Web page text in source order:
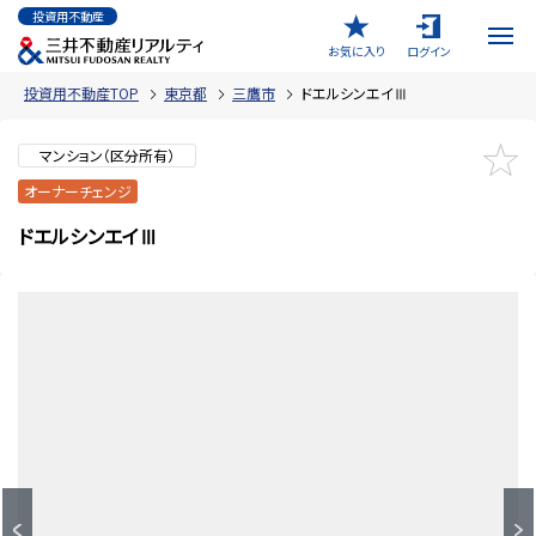
投資用不動産
お気に入り
ログイン
投資用不動産TOP 東京都 三鷹市 ドエルシンエイⅢ
マンション（区分所有）
オーナーチェンジ
ドエルシンエイⅢ